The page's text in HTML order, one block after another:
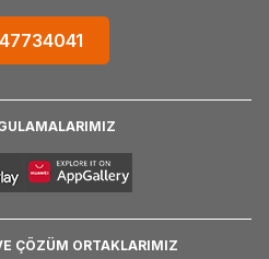
ÇÖZÜM ORTAKLARIMIZ